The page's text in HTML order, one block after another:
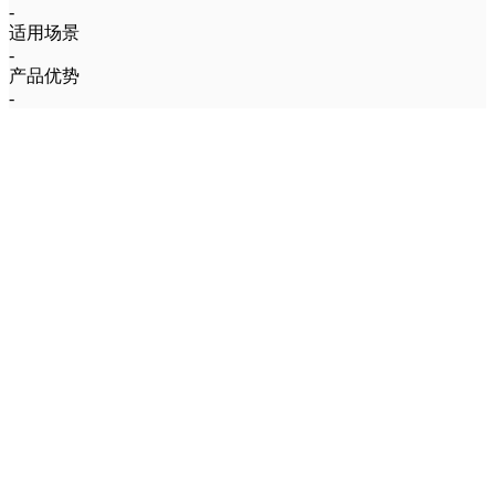
-
适用场景
-
产品优势
-